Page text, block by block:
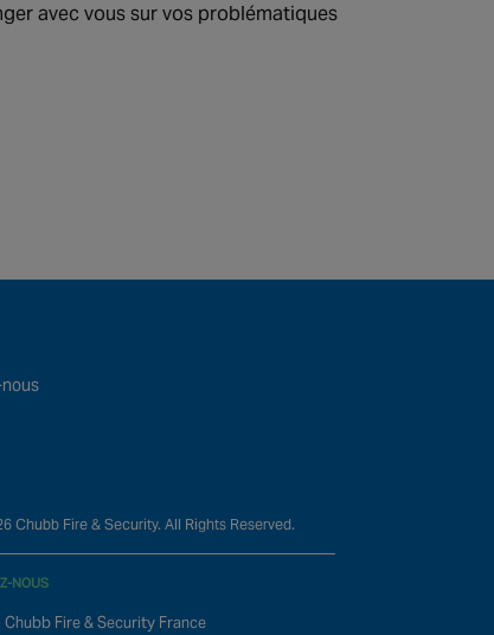
avec vous sur vos problématiques
Chubb Fire & Security. All Rights Reserved.
NOUS
Linked In
Chubb Fire & Security France